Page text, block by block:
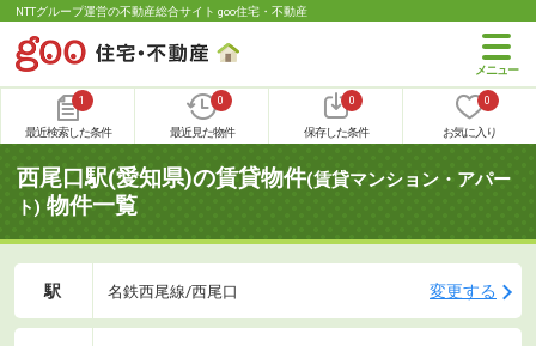
NTTグループ運営の不動産総合サイト goo住宅・不動産
1
最近検索した条件
0
最近見た物件
0
保存した条件
0
お気に入り
西尾口駅(愛知県)の賃貸物件(賃貸マンション・アパー
ト) 物件一覧
駅 名鉄西尾線/西尾口 変更する